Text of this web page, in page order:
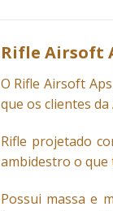
Rifle Airsoft
O RifleAirsoft
que os clientes
Rifle projetado
ambidestro o
Possui massa e